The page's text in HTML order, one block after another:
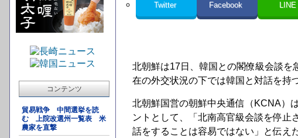
コンテンツ
貿易戦争 中間選挙を読
む 上院改選州一覧表 米
農家を直撃
Twitter Facebook LINE
北朝鮮は17日、韓国との閣僚級会談を
在の外交状況の下では韓国と対話を持
北朝鮮国営の朝鮮中央通信（KCNA）
ントとして、「北南高官級会談を停止
話をすることは容易ではない」と伝えた